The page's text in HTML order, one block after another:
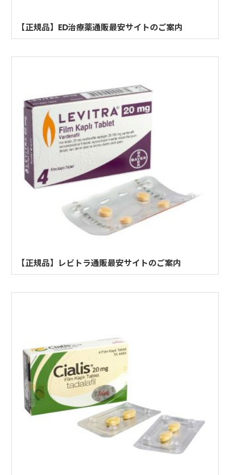
【正規品】ED治療薬通販最安サイトのご案内
【正規品】レビトラ通販最安サイトのご案内